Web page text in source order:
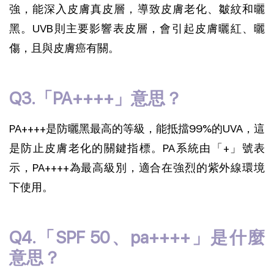
強，能深入皮膚真皮層，導致皮膚老化、皺紋和曬
黑。UVB則主要影響表皮層，會引起皮膚曬紅、曬
傷，且與皮膚癌有關。
Q3.「PA++++」意思？
PA++++是防曬黑最高的等級，能抵擋99%的UVA，這
是防止皮膚老化的關鍵指標。PA系統由「+」號表
示，PA++++為最高級別，適合在強烈的紫外線環境
下使用。
Q4.「SPF 50、pa++++」是什麼
意思？